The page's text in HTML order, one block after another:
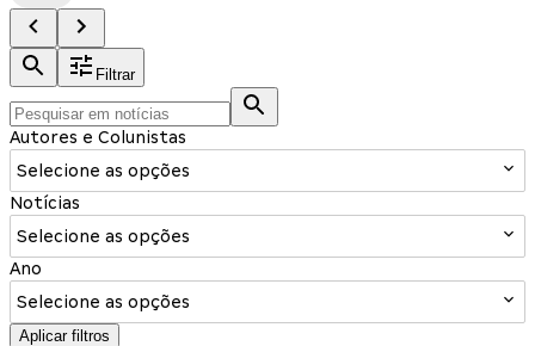
Filtrar
Autores e Colunistas
Selecione as opções
Notícias
Selecione as opções
Ano
Selecione as opções
Aplicar filtros